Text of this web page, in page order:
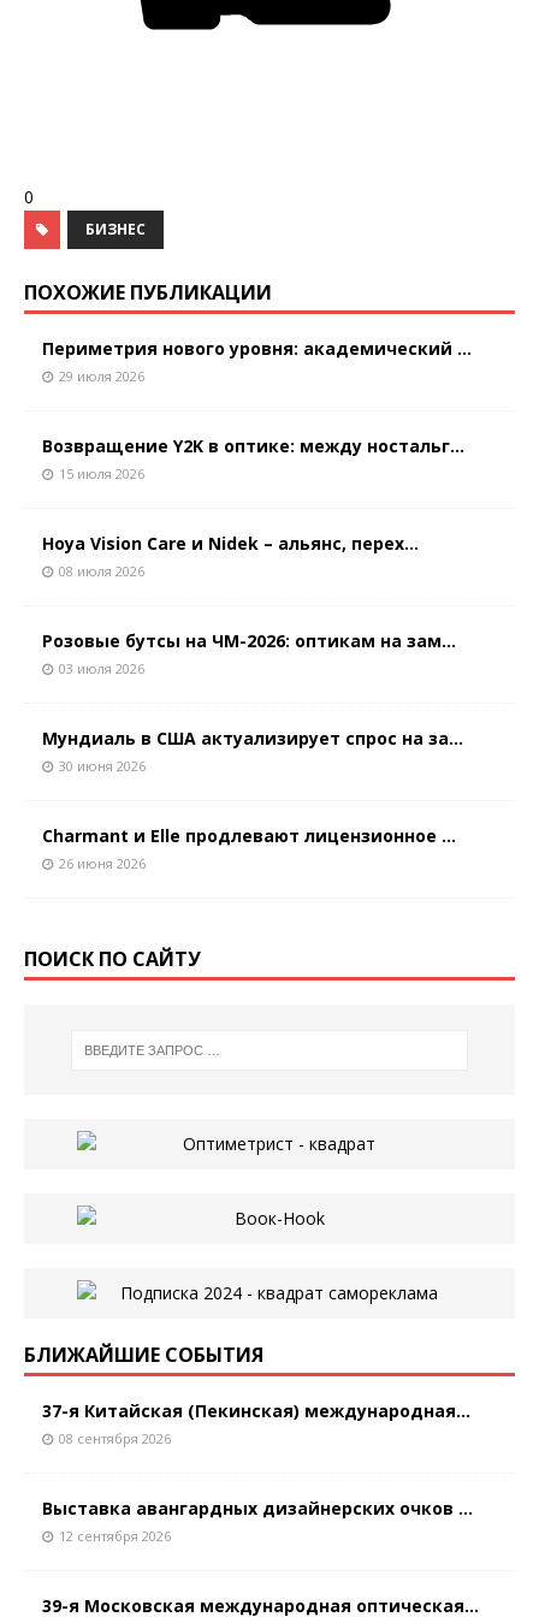
0
БИЗНЕС
ПОХОЖИЕ ПУБЛИКАЦИИ
Периметрия нового уровня: академический ...
29 июля 2026
Возвращение Y2K в оптике: между ностальг...
15 июля 2026
Hoya Vision Care и Nidek – альянс, перех...
08 июля 2026
Розовые бутсы на ЧМ-2026: оптикам на зам...
03 июля 2026
Мундиаль в США актуализирует спрос на за...
30 июня 2026
Charmant и Elle продлевают лицензионное ...
26 июня 2026
ПОИСК ПО САЙТУ
БЛИЖАЙШИЕ СОБЫТИЯ
37-я Китайская (Пекинская) международная...
08 сентября 2026
Выставка авангардных дизайнерских очков ...
12 сентября 2026
39-я Московская международная оптическая...